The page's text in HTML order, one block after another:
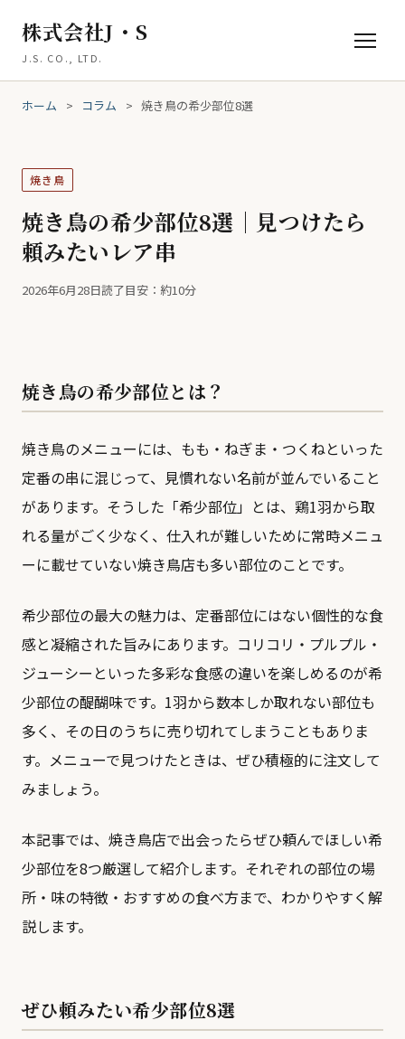
株式会社J・S
J.S. CO., LTD.
ホーム > コラム > 焼き鳥の希少部位8選
焼き鳥
焼き鳥の希少部位8選｜見つけたら
頼みたいレア串
2026年6月28日読了目安：約10分
焼き鳥の希少部位とは？
焼き鳥のメニューには、もも・ねぎま・つくねといった
定番の串に混じって、見慣れない名前が並んでいること
があります。そうした「希少部位」とは、鶏1羽から取
れる量がごく少なく、仕入れが難しいために常時メニュ
ーに載せていない焼き鳥店も多い部位のことです。
希少部位の最大の魅力は、定番部位にはない個性的な食
感と凝縮された旨みにあります。コリコリ・プルプル・
ジューシーといった多彩な食感の違いを楽しめるのが希
少部位の醍醐味です。1羽から数本しか取れない部位も
多く、その日のうちに売り切れてしまうこともありま
す。メニューで見つけたときは、ぜひ積極的に注文して
みましょう。
本記事では、焼き鳥店で出会ったらぜひ頼んでほしい希
少部位を8つ厳選して紹介します。それぞれの部位の場
所・味の特徴・おすすめの食べ方まで、わかりやすく解
説します。
ぜひ頼みたい希少部位8選